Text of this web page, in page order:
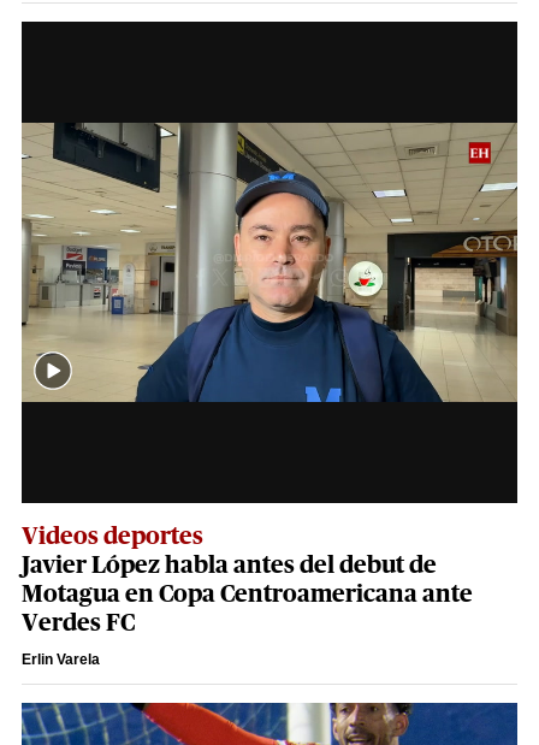
Videos deportes
Javier López habla antes del debut de
Motagua en Copa Centroamericana ante
Verdes FC
Erlin Varela